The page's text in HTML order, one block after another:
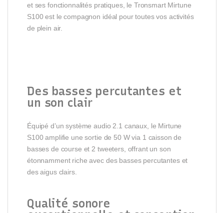
et ses fonctionnalités pratiques, le Tronsmart Mirtune
S100 est le compagnon idéal pour toutes vos activités
de plein air.
Des basses percutantes et
un son clair
Équipé d’un système audio 2.1 canaux, le Mirtune
S100 amplifie une sortie de 50 W via 1 caisson de
basses de course et 2 tweeters, offrant un son
étonnamment riche avec des basses percutantes et
des aigus clairs.
Qualité sonore